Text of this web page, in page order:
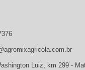
Luiz, km 299 -